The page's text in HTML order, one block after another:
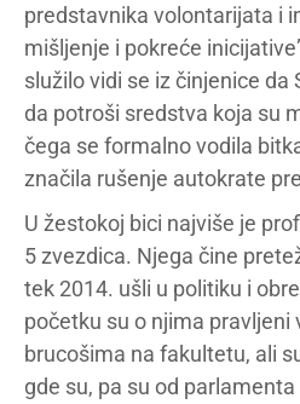
predstavnika volontarijata i
mišljenje i pokreće
služilo vidi se iz činjenice da
da potroši sredstva koja su
čega se formalno vodila
značila rušenje autokrate
U žestokoj bici najviše je
5 zvezdica. Njega čine
tek 2014. ušli u politiku i
početku su o njima pravljeni
brucošima na fakultetu, ali
gde su, pa su od